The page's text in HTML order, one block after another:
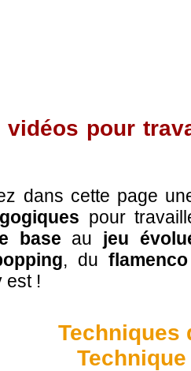
vidéos pour
dans cette page
pour
base au jeu
, du
est !
Techniques